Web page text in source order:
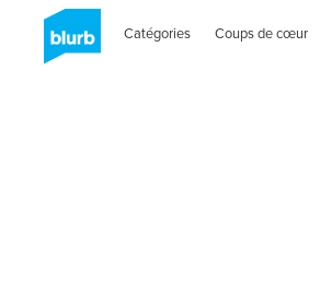
Catégories Coups de cœur